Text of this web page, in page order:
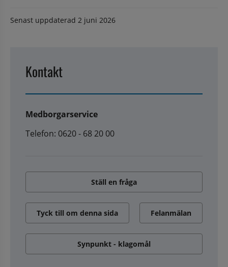
Senast uppdaterad 2 juni 2026
Kontakt
Medborgarservice
Telefon: 0620 - 68 20 00
Ställ en fråga
Tyck till om denna sida Felanmälan
Synpunkt - klagomål